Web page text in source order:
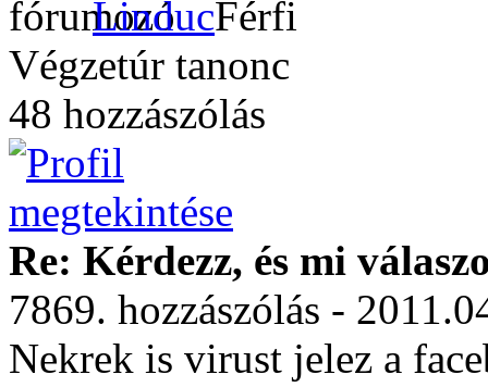
Linduc
Végzetúr tanonc
48 hozzászólás
Re: Kérdezz, és mi
7869. hozzászólás -
Nekrek is virust jelez a